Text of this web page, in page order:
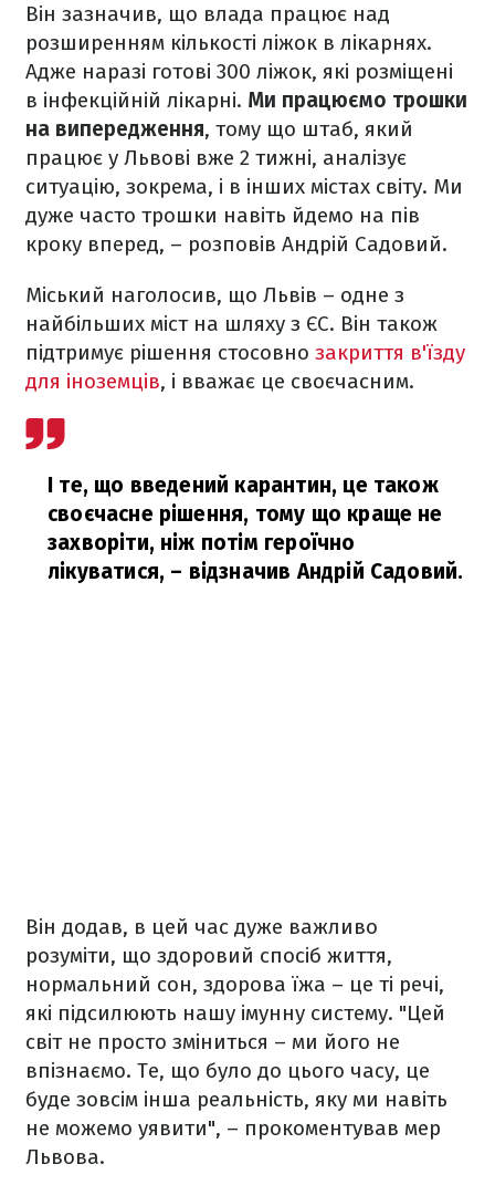
Він зазначив, що влада працює над
розширенням кількості ліжок в лікарнях.
Адже наразі готові 300 ліжок, які розміщені
в інфекційній лікарні. Ми працюємо трошки
на випередження, тому що штаб, який
працює у Львові вже 2 тижні, аналізує
ситуацію, зокрема, і в інших містах світу. Ми
дуже часто трошки навіть йдемо на пів
кроку вперед, – розповів Андрій Садовий.
Міський наголосив, що Львів – одне з
найбільших міст на шляху з ЄС. Він також
підтримує рішення стосовно закриття в'їзду
для іноземців, і вважає це своєчасним.
І те, що введений карантин, це також
своєчасне рішення, тому що краще не
захворіти, ніж потім героїчно
лікуватися, – відзначив Андрій Садовий.
Він додав, в цей час дуже важливо
розуміти, що здоровий спосіб життя,
нормальний сон, здорова їжа – це ті речі,
які підсилюють нашу імунну систему. "Цей
світ не просто зміниться – ми його не
впізнаємо. Те, що було до цього часу, це
буде зовсім інша реальність, яку ми навіть
не можемо уявити", – прокоментував мер
Львова.